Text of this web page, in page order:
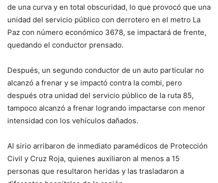
de una curva y en total obscuridad, lo que provocó que una
unidad del servicio público con derrotero en el metro La
Paz con número económico 3678, se impactará de frente,
quedando el conductor prensado.
Después, un segundo conductor de un auto particular no
alcanzó a frenar y se impactó contra la combi, pero
después otra unidad del servicio público de la ruta 85,
tampoco alcanzó a frenar logrando impactarse con menor
intensidad con los vehículos dañados.
Al sirio arribaron de inmediato paramédicos de Protección
Civil y Cruz Roja, quienes auxiliaron al menos a 15
personas que resultaron heridas y las trasladaron a